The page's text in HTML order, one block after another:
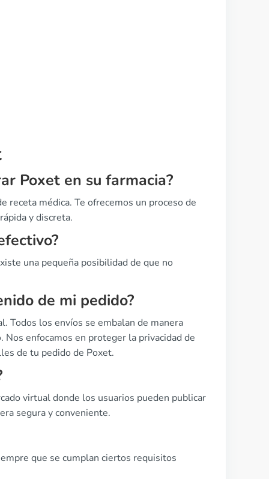
Poxet en su farmacia?
receta médica. Te ofrecemos un proceso de
y discreta.
una pequeña posibilidad de que no
de mi pedido?
Todos los envíos se embalan de manera
enfocamos en proteger la privacidad de
de tu pedido de Poxet.
virtual donde los usuarios pueden publicar
segura y conveniente.
que se cumplan ciertos requisitos